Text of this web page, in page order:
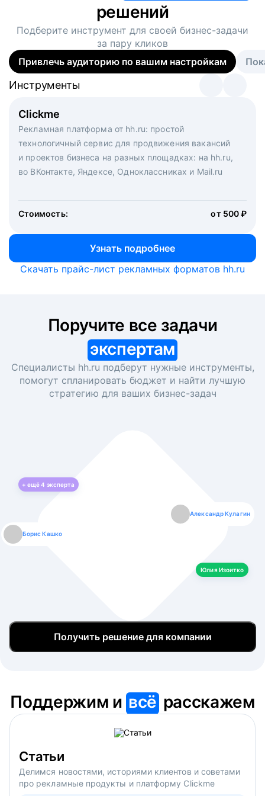
решений
Подберите инструмент для своей бизнес-задачи
за пару кликов
Привлечь аудиторию по вашим настройкам
Clickme
Рекламная платформа от hh.ru: простой
технологичный сервис для продвижения вакансий
и проектов бизнеса на разных площадках: на hh.ru,
во ВКонтакте, Яндексе, Одноклассниках и Mail.ru
Стоимость: от 500 ₽
Узнать подробнее
Инструменты
Вакансия дня
Рекламный формат для вакансий на главной странице
hh.ru. Увеличивает количество откликов
Инструменты
Массовый подбор под ключ. Решите, сколько
кандидатов и когда вам нужно, и за дело возьмутся
маркетологи, рекрутеры и проектные менеджеры
hh.ru с целым набором digital-инструментов
Инструменты
Скачать прайс-лист рекламных форматов hh.ru
экспертам
Специалисты hh.ru подберут нужные инструменты,
помогут спланировать бюджет и найти лучшую
стратегию для ваших бизнес-задач
+ ещё4 эксперта
Борис Кашко
Александр Кулагин
Юлия Изоитко
Юлия Изоитко
Даниил Макаров
Александр Кулагин
Екатерина Лазаренко
Даниил Макаров
Борис Кашко
Екатерина Лазаренко
Юлия Изоитко
Получить решение для компании
Поддержим ивсё расскажем
Статьи
Делимся новостями, историями клиентов и советами
про рекламные продукты и платформу Clickme